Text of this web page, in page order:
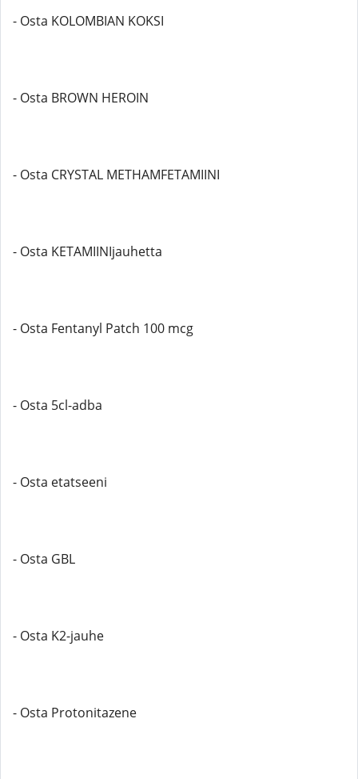
- Osta KOLOMBIAN KOKSI
- Osta BROWN HEROIN
- Osta CRYSTAL METHAMFETAMIINI
- Osta KETAMIINIjauhetta
- Osta Fentanyl Patch 100 mcg
- Osta 5cl-adba
- Osta etatseeni
- Osta GBL
- Osta K2-jauhe
- Osta Protonitazene